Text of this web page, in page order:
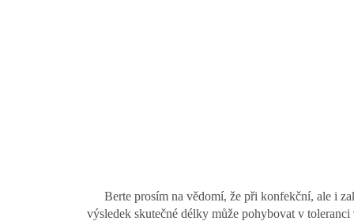
Berte prosím na vědomí, že při konfekční, ale i
výsledek skutečné délky může pohybovat v